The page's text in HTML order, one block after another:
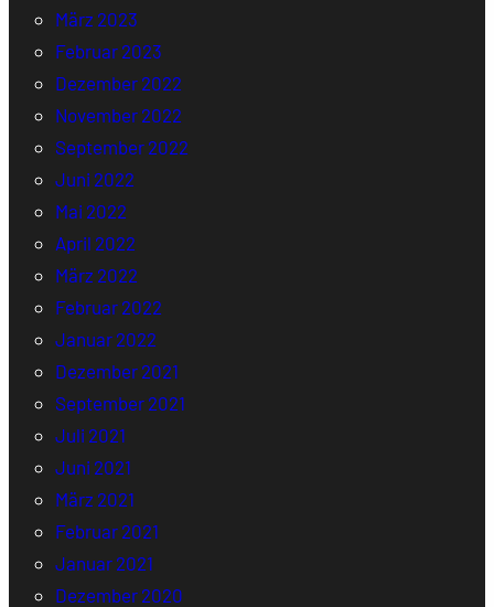
März 2023
Februar 2023
Dezember 2022
November 2022
September 2022
Juni 2022
Mai 2022
April 2022
März 2022
Februar 2022
Januar 2022
Dezember 2021
September 2021
Juli 2021
Juni 2021
März 2021
Februar 2021
Januar 2021
Dezember 2020